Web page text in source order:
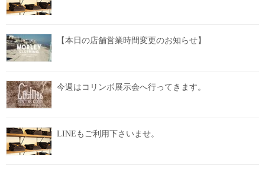
【本日の店舗営業時間変更のお知らせ】
今週はコリンボ展示会へ行ってきます。
LINEもご利用下さいませ。